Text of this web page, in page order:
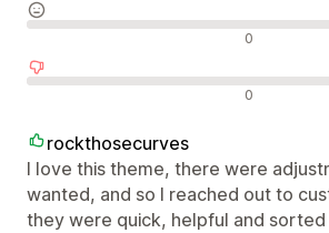
0
0
rockthosecurves
I love this theme, there were
wanted, and so I reached out to
they were quick, helpful and